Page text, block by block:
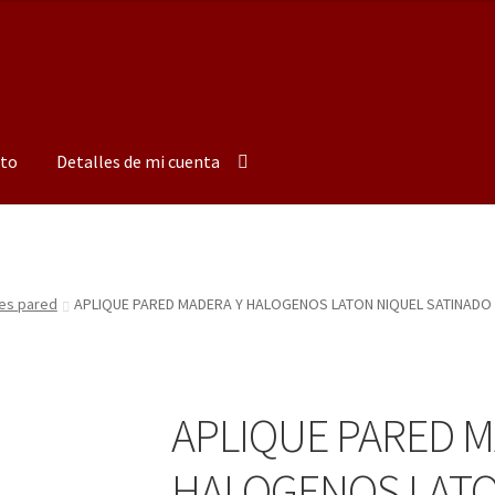
Detalles de mi cuenta
pared APLIQUE PARED MADERA Y HALOGENOS LATON NIQUEL SATINADO
APLIQUE PARED